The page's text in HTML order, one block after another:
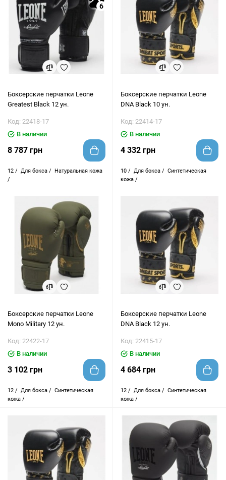
6
Боксерские перчатки Leone
Greatest Black 12 ун.
Код: 22418-17
В наличии
8 787 грн
12 / Для бокса / Натуральная кожа
/
Боксерские перчатки Leone
DNA Black 10 ун.
Код: 22414-17
В наличии
4 332 грн
10 / Для бокса / Синтетическая
кожа /
Боксерские перчатки Leone
Mono Military 12 ун.
Код: 22422-17
В наличии
3 102 грн
12 / Для бокса / Синтетическая
кожа /
Боксерские перчатки Leone
DNA Black 12 ун.
Код: 22415-17
В наличии
4 684 грн
12 / Для бокса / Синтетическая
кожа /